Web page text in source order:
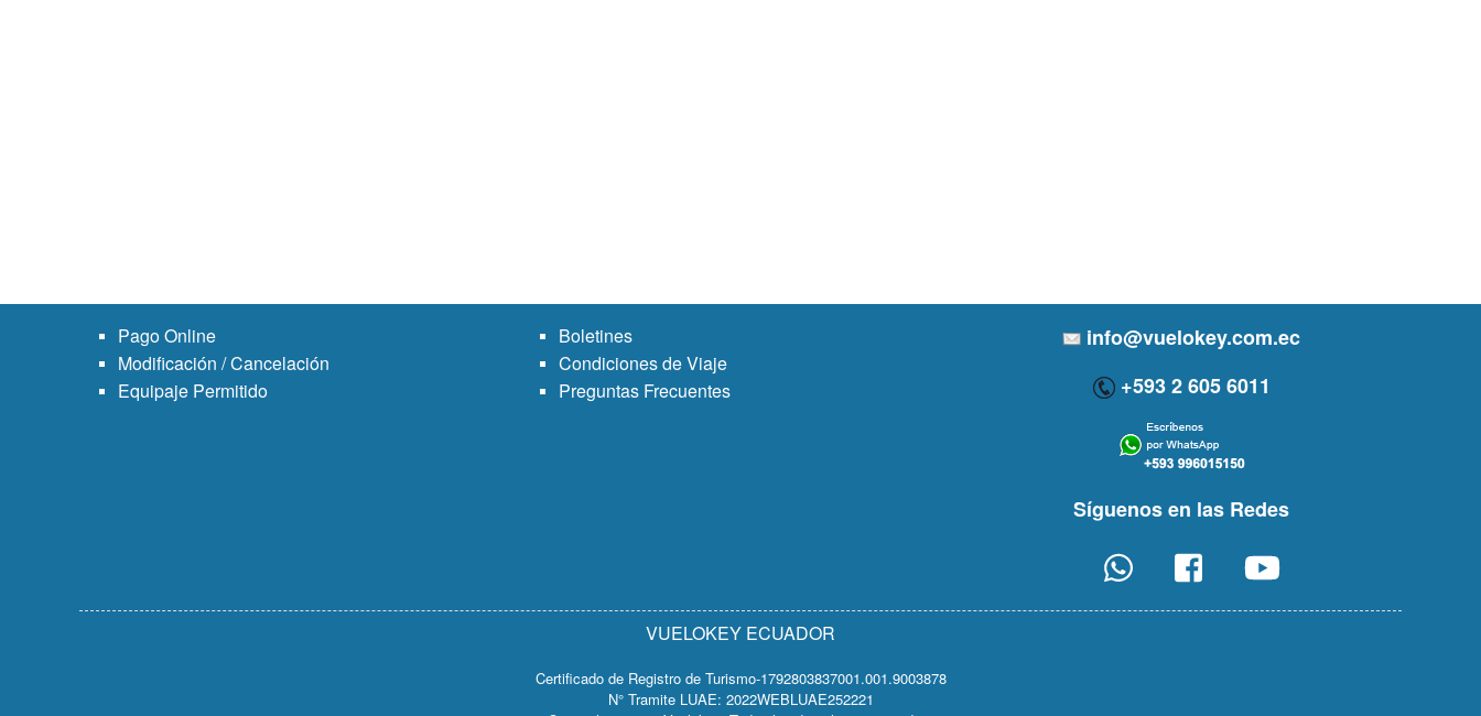
Pago Online
Modificación / Cancelación
Equipaje Permitido
Boletines
Condiciones de Viaje
Preguntas Frecuentes
info@vuelokey.com.ec
+593 2 605 6011
Síguenos en las Redes
Whatsapp
icon
Facebook
icon
Youtube
icon
VUELOKEY ECUADOR
Certificado de Registro de Turismo-1792803837001.001.9003878
N° Tramite LUAE: 2022WEBLUAE252221